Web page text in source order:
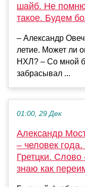
шайб. Не
такое. Будем
– Александр
летие. Может ли
НХЛ? – Со мной
забрасывал ...
01:00, 29 Дек
Александр
– человек
Гретцки.
знаю как